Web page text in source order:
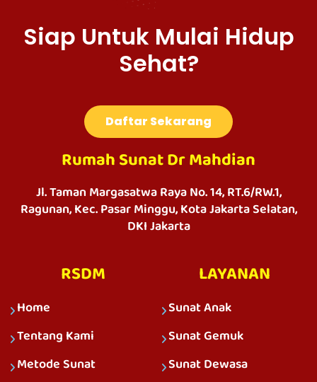
Siap Untuk Mulai Hidup
Sehat?
Daftar Sekarang
Rumah Sunat Dr Mahdian
Jl. Taman Margasatwa Raya No. 14, RT.6/RW.1,
Ragunan, Kec. Pasar Minggu, Kota Jakarta Selatan,
DKI Jakarta
RSDM
Home
Tentang Kami
Metode Sunat
LAYANAN
Sunat Anak
Sunat Gemuk
Sunat Dewasa